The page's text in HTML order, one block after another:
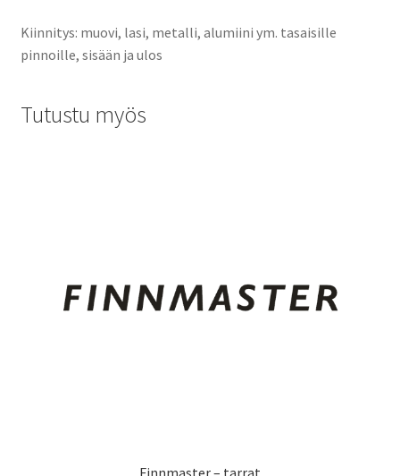
Kiinnitys: muovi, lasi, metalli, alumiini ym. tasaisille
pinnoille, sisään ja ulos
Tutustu myös